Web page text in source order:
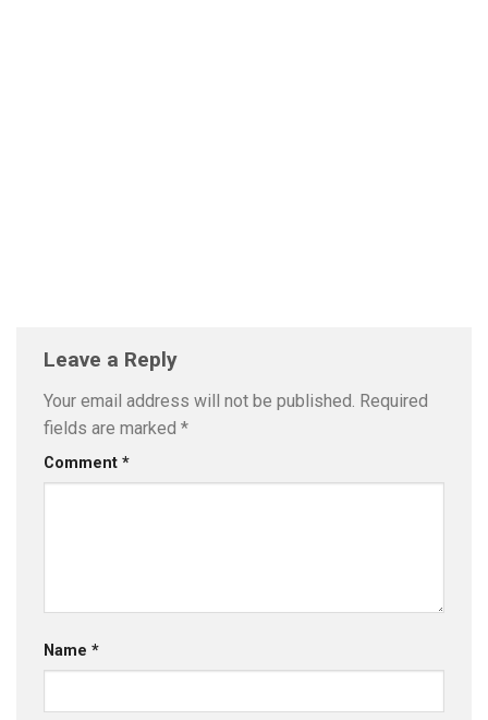
Leave a Reply
Your email address will not be published. Required
fields are marked *
Comment *
Name *